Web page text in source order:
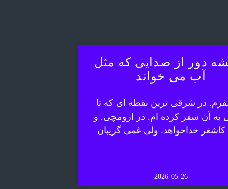
دور از صدایی که مثل
آب می خواند
در شرقی ترین نقطه ای که تا
به آن سفر کرده ام. در ارومچی. و
کاشغر خداخواهد. ولی غمی گریبان
2026-05-26